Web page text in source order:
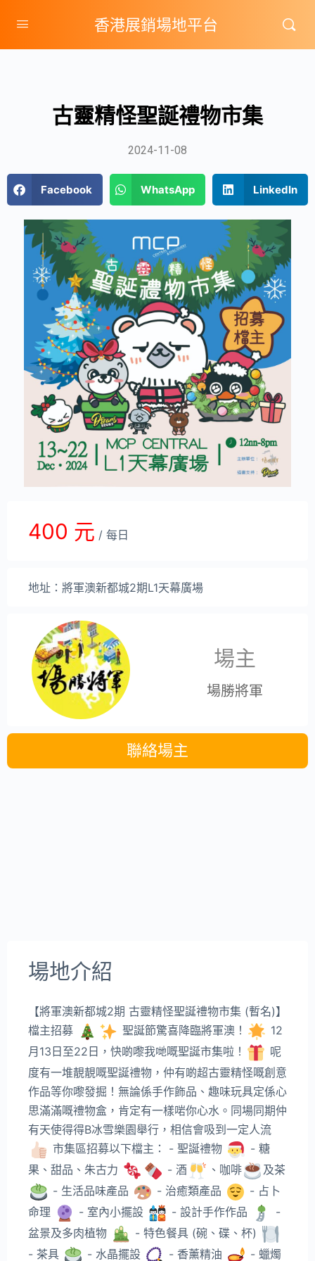
香港展銷場地平台
古靈精怪聖誕禮物市集
2024-11-08
Facebook WhatsApp LinkedIn
400 元 / 每日
地址：將軍澳新都城2期L1天幕廣場
場主
場勝將軍
聯絡場主
場地介紹
【將軍澳新都城2期 古靈精怪聖誕禮物市集 (暫名)】
檔主招募
聖誕節驚喜降臨將軍澳！
12
月13日至22日，快啲嚟我哋嘅聖誕市集啦！
呢
度有一堆靚靚嘅聖誕禮物，仲有啲超古靈精怪嘅創意
作品等你嚟發掘！無論係手作飾品、趣味玩具定係心
思滿滿嘅禮物盒，肯定有一樣啱你心水。同場同期仲
有天使得得B冰雪樂園舉行，相信會吸到一定人流
市集區招募以下檔主： - 聖誕禮物
- 糖
果、甜品、朱古力
- 酒 、咖啡
及茶
- 生活品味產品
- 治癒類產品
- 占卜
命理
- 室內小擺設 - 設計手作作品
-
盆景及多肉植物
- 特色餐具 (碗、碟、杯)
- 茶具
- 水晶擺設 - 香薰精油 - 蠟燭